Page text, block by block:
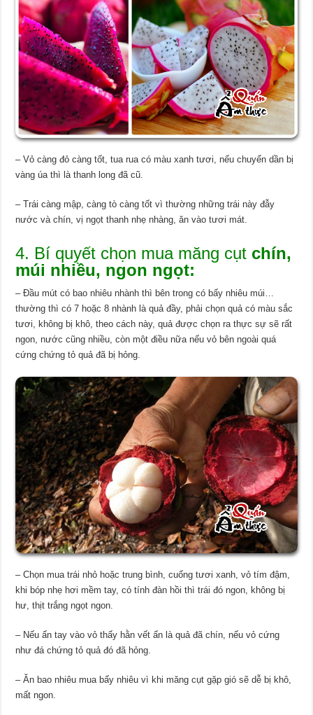
– Vỏ càng đỏ càng tốt, tua rua có màu xanh tươi, nếu chuyển dần bị
vàng úa thì là thanh long đã cũ.
– Trái càng mập, càng tò càng tốt vì thường những trái này đẫy
nước và chín, vị ngọt thanh nhẹ nhàng, ăn vào tươi mát.
4. Bí quyết chọn mua măng cụt chín,
múi nhiều, ngon ngọt:
– Đầu mút có bao nhiêu nhành thì bên trong có bấy nhiêu múi…
thường thì có 7 hoặc 8 nhành là quả đầy, phải chọn quả có màu sắc
tươi, không bị khô, theo cách này, quả được chọn ra thực sự sẽ rất
ngon, nước cũng nhiều, còn một điều nữa nếu vỏ bên ngoài quá
cứng chứng tỏ quả đã bị hỏng.
– Chọn mua trái nhỏ hoặc trung bình, cuống tươi xanh, vỏ tím đậm,
khi bóp nhẹ hơi mềm tay, có tính đàn hồi thì trái đó ngon, không bị
hư, thịt trắng ngọt ngon.
– Nếu ấn tay vào vỏ thấy hằn vết ấn là quả đã chín, nếu vỏ cứng
như đá chứng tỏ quả đó đã hỏng.
– Ăn bao nhiêu mua bấy nhiêu vì khi măng cụt gặp gió sẽ dễ bị khô,
mất ngon.